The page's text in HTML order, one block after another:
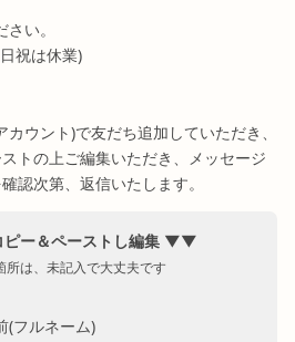
い。
祝は休業)
ウント)で友だち追加していただき、
トの上ご編集いただき、メッセージ
認次第、返信いたします。
ー＆ペーストし編集 ▼▼
所は、未記入で大丈夫です
(フルネーム)